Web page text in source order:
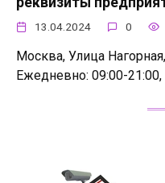
13.04.2024 0
Москва, Улица
Ежедневно: 09:00-